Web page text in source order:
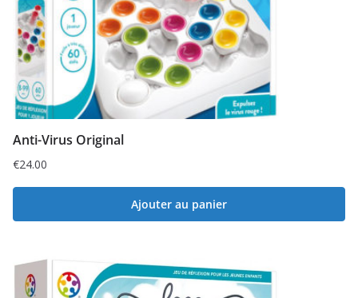
Anti-Virus Original
€24.00
Ajouter au panier